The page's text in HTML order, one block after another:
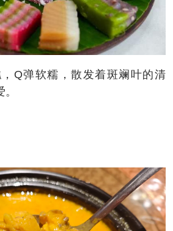
弹软糯，散发着斑斓叶的清